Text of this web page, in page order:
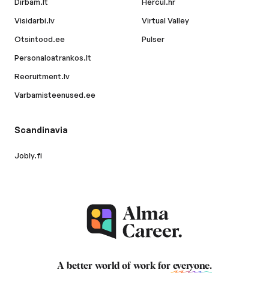
Dirbam.lt
Visidarbi.lv
Otsintood.ee
Personaloatrankos.lt
Recruitment.lv
Varbamisteenused.ee
Hercul.hr
Virtual Valley
Pulser
Scandinavia
Jobly.fi
A better world of work for everyone.